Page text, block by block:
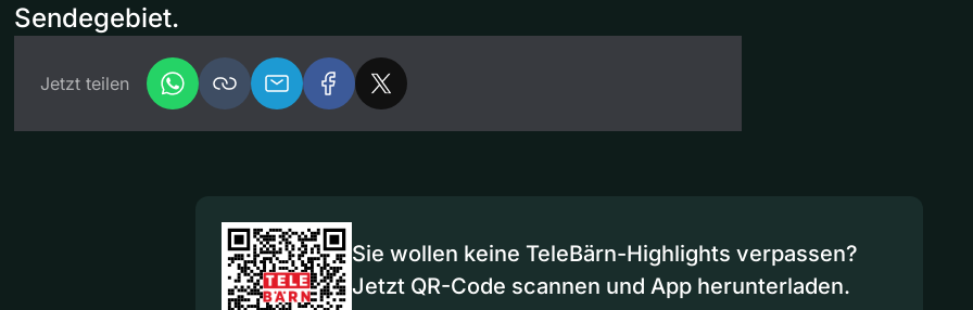
Sendegebiet.
Jetzt teilen
Sie wollen keine TeleBärn-Highlights verpassen?
Jetzt QR-Code scannen und App herunterladen.